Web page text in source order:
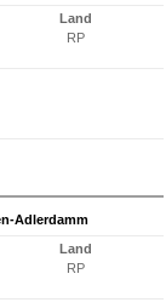
Land
RP
Adlerdamm
Land
RP